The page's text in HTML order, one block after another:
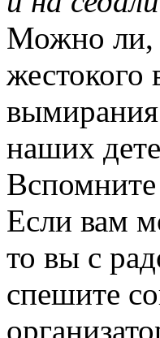
Можно ли,
жестокого
наших
Вспомните
Если вам
то вы с
спешите